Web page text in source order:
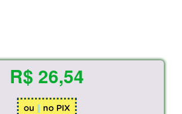
R$ 26,54
ou no PIX